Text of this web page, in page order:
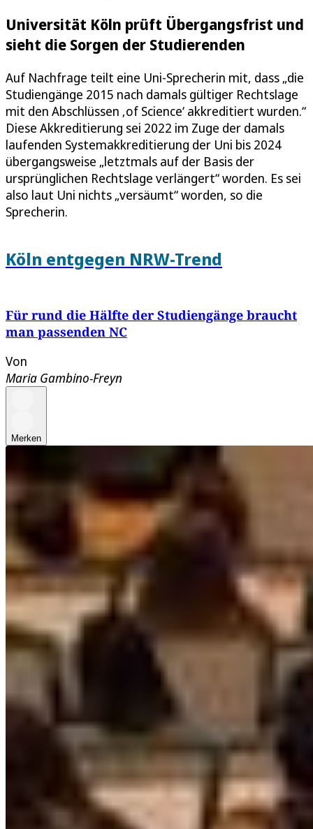
Universität Köln prüft Übergangsfrist und
sieht die Sorgen der Studierenden
Auf Nachfrage teilt eine Uni-Sprecherin mit, dass „die
Studiengänge 2015 nach damals gültiger Rechtslage
mit den Abschlüssen ‚of Science‘ akkreditiert wurden.“
Diese Akkreditierung sei 2022 im Zuge der damals
laufenden Systemakkreditierung der Uni bis 2024
übergangsweise „letztmals auf der Basis der
ursprünglichen Rechtslage verlängert“ worden. Es sei
also laut Uni nichts „versäumt“ worden, so die
Sprecherin.
Köln entgegen NRW-Trend
Für rund die Hälfte der Studiengänge braucht
man passenden NC
Von
Maria Gambino-Freyn
Merken